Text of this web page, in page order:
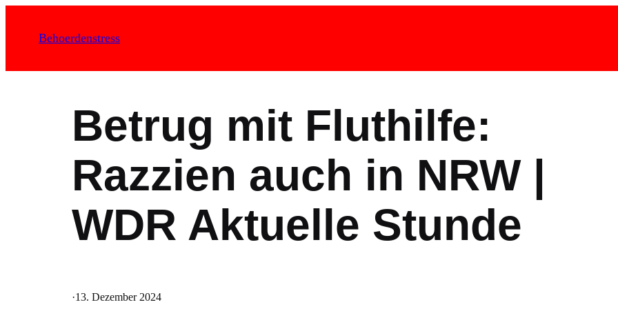
Behoerdenstress
Betrug mit Fluthilfe:
Razzien auch in NRW |
WDR Aktuelle Stunde
·13. Dezember 2024